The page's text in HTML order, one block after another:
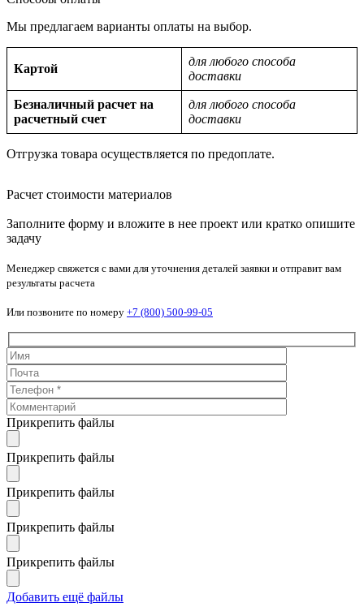
Мы предлагаем варианты оплаты на выбор.
Картой
для любого способа
доставки
Безналичный расчет на
расчетный счет
для любого способа
доставки
Отгрузка товара осуществляется по предоплате.
Расчет стоимости материалов
Заполните форму и вложите в нее проект или кратко опишите
задачу
Менеджер свяжется с вами для уточнения деталей заявки и отправит вам
результаты расчета
Или позвоните по номеру +7 (800) 500-99-05
Прикрепить файлы
Прикрепить файлы
Прикрепить файлы
Прикрепить файлы
Прикрепить файлы
Добавить ещё файлы